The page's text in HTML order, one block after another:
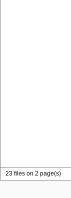
23 files on 2 page(s)